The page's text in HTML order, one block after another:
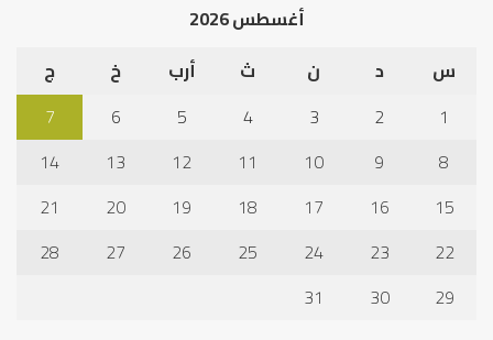
أغسطس 2026
س
د ن ث أرب خ
ج
1
2
3
4
5
6
7
8
9
10
11
12
13
14
15
16
17
18
19
20
21
22
23
24
25
26
27
28
29
30
31